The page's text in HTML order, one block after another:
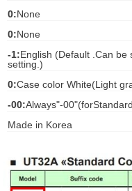
0:None
0:None
-1:English (Default .Can
setting.)
0:Case color White(Light
-00:Always"-
Made in Korea